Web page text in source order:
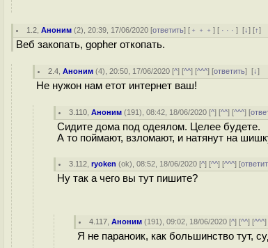
1.2 ,Аноним (2), 20:39, 17/06/2020 [ответить] [ ﹢﹢﹢] [ · · ·][↓] [↑]
Веб закопать, gopher откопать.
2.4 ,Аноним (4), 20:50, 17/06/2020 [^] [^^] [^^^] [ответить][↓]
Не нужон нам етот интернет ваш!
3.110 ,Аноним (191), 08:42, 18/06/2020 [^] [^^] [^^^] [
Сидите дома под одеялом. Целее будете.
А то поймают, взломают, и натянут на
3.112 ,ryoken (ok), 08:52, 18/06/2020 [^] [^^] [^^^] [
Ну так а чего вы тут пишите?
4.117 ,Аноним (191), 09:02, 18/06/2020 [^] [^^] [^^^]
Я не параноик, как большинство тут,